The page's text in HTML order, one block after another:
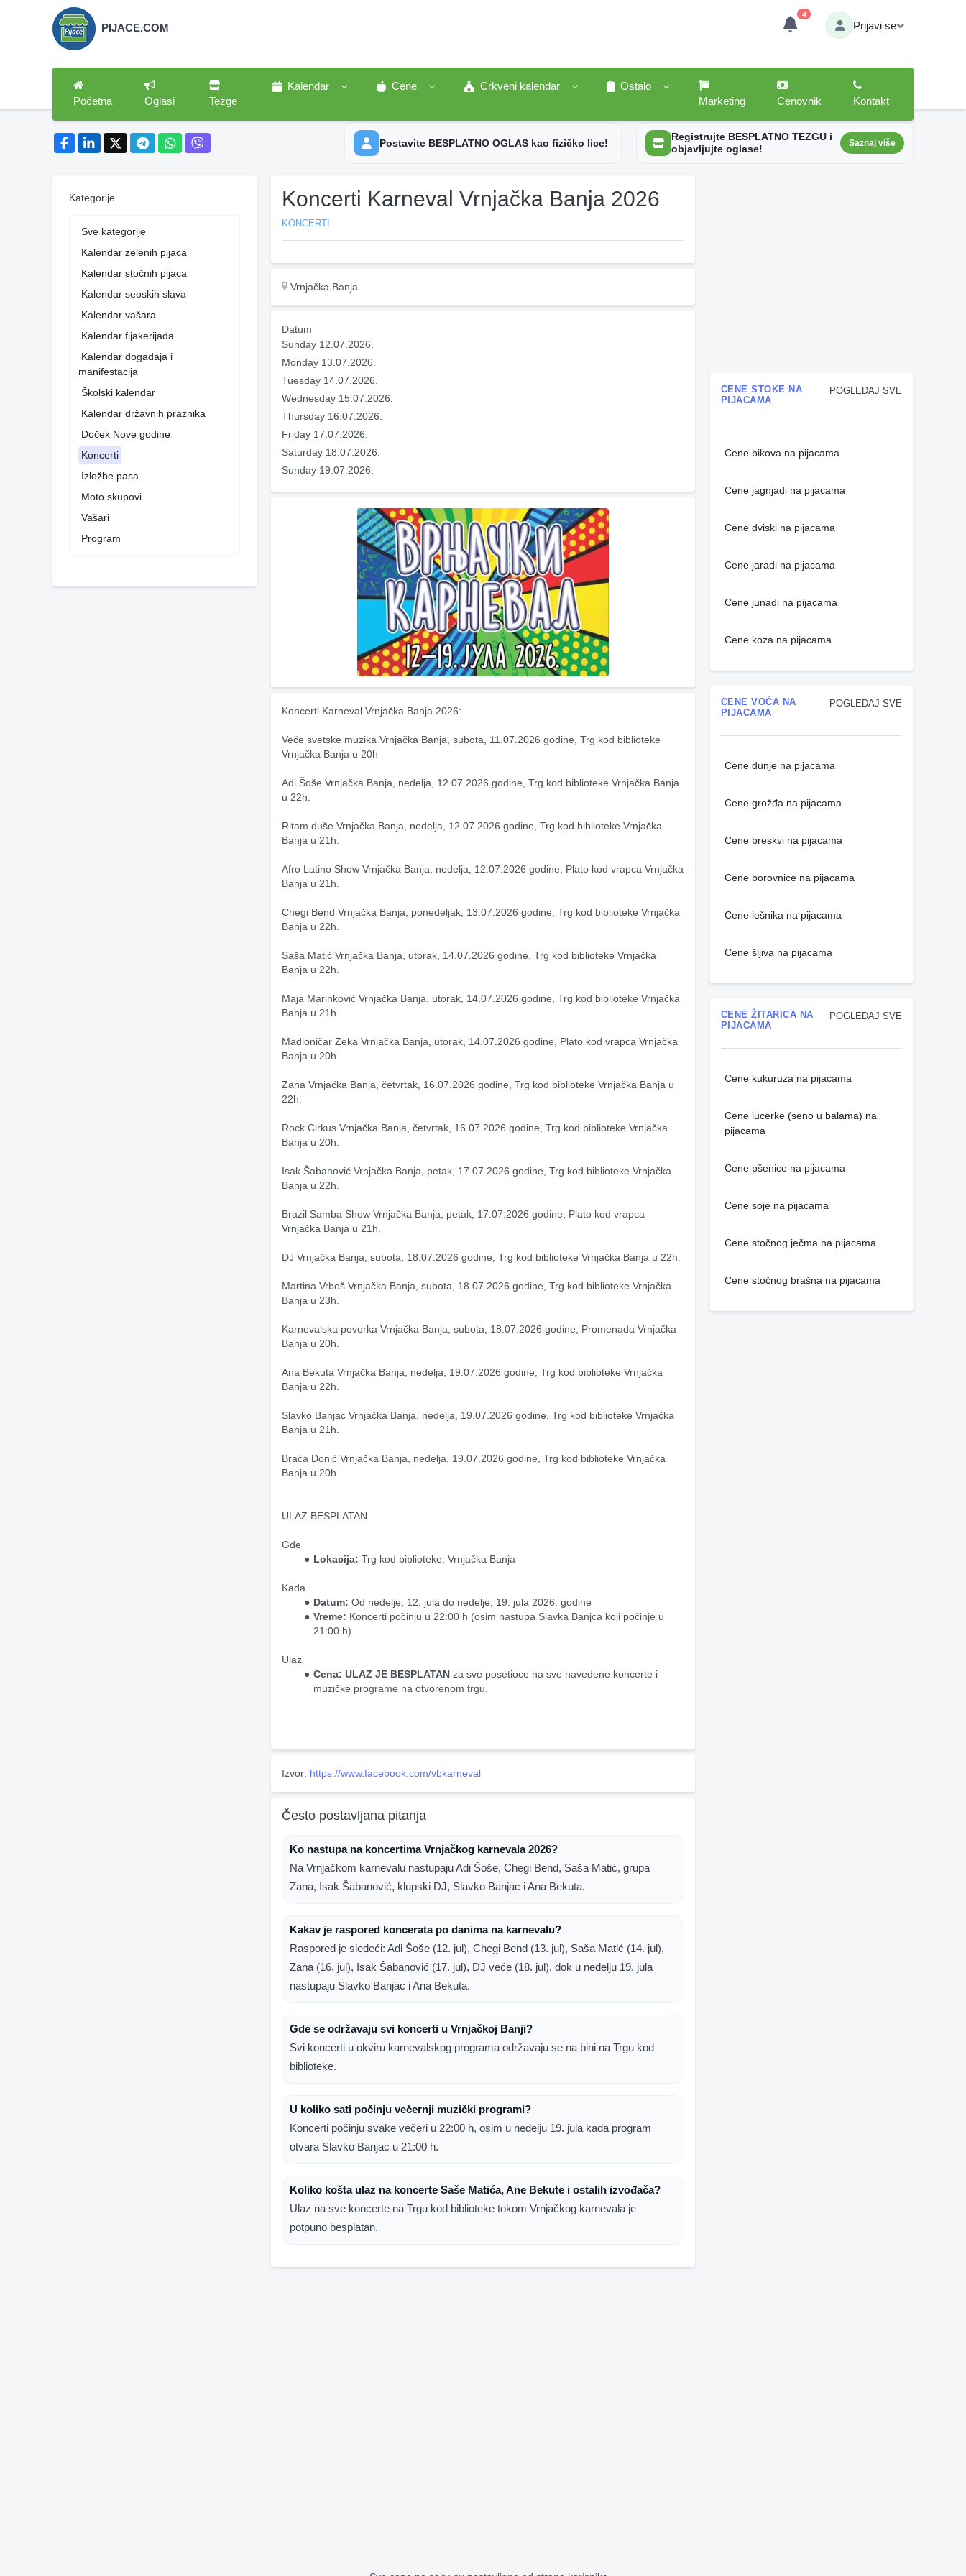
PIJACE.COM
4
Prijavi se
Početna Oglasi Tezge
Kalendar Cene Crkveni kalendar
Ostalo
Marketing
Cenovnik Kontakt
Postavite BESPLATNO OGLAS kao fizičko lice!
Registrujte BESPLATNO TEZGU i
objavljujte oglase!
Saznaj više
Kategorije
Sve kategorije
Kalendar zelenih pijaca
Kalendar stočnih pijaca
Kalendar seoskih slava
Kalendar vašara
Kalendar fijakerijada
Kalendar događaja i
manifestacija
Školski kalendar
Kalendar državnih praznika
Doček Nove godine
Koncerti
Izložbe pasa
Moto skupovi
Vašari
Program
Koncerti Karneval Vrnjačka Banja 2026
KONCERTI
Vrnjačka Banja
Datum
Sunday 12.07.2026.
Monday 13.07.2026.
Tuesday 14.07.2026.
Wednesday 15.07.2026.
Thursday 16.07.2026.
Friday 17.07.2026.
Saturday 18.07.2026.
Sunday 19.07.2026.
Koncerti Karneval Vrnjačka Banja 2026:
Veče svetske muzika Vrnjačka Banja, subota, 11.07.2026 godine, Trg kod biblioteke
Vrnjačka Banja u 20h
Adi Šoše Vrnjačka Banja, nedelja, 12.07.2026 godine, Trg kod biblioteke Vrnjačka Banja
u 22h.
Ritam duše Vrnjačka Banja, nedelja, 12.07.2026 godine, Trg kod biblioteke Vrnjačka
Banja u 21h.
Afro Latino Show Vrnjačka Banja, nedelja, 12.07.2026 godine, Plato kod vrapca Vrnjačka
Banja u 21h.
Chegi Bend Vrnjačka Banja, ponedeljak, 13.07.2026 godine, Trg kod biblioteke Vrnjačka
Banja u 22h.
Saša Matić Vrnjačka Banja, utorak, 14.07.2026 godine, Trg kod biblioteke Vrnjačka
Banja u 22h.
Maja Marinković Vrnjačka Banja, utorak, 14.07.2026 godine, Trg kod biblioteke Vrnjačka
Banja u 21h.
Mađioničar Zeka Vrnjačka Banja, utorak, 14.07.2026 godine, Plato kod vrapca Vrnjačka
Banja u 20h.
Zana Vrnjačka Banja, četvrtak, 16.07.2026 godine, Trg kod biblioteke Vrnjačka Banja u
22h.
Rock Cirkus Vrnjačka Banja, četvrtak, 16.07.2026 godine, Trg kod biblioteke Vrnjačka
Banja u 20h.
Isak Šabanović Vrnjačka Banja, petak, 17.07.2026 godine, Trg kod biblioteke Vrnjačka
Banja u 22h.
Brazil Samba Show Vrnjačka Banja, petak, 17.07.2026 godine, Plato kod vrapca
Vrnjačka Banja u 21h.
DJ Vrnjačka Banja, subota, 18.07.2026 godine, Trg kod biblioteke Vrnjačka Banja u 22h.
Martina Vrboš Vrnjačka Banja, subota, 18.07.2026 godine, Trg kod biblioteke Vrnjačka
Banja u 23h.
Karnevalska povorka Vrnjačka Banja, subota, 18.07.2026 godine, Promenada Vrnjačka
Banja u 20h.
Ana Bekuta Vrnjačka Banja, nedelja, 19.07.2026 godine, Trg kod biblioteke Vrnjačka
Banja u 22h.
Slavko Banjac Vrnjačka Banja, nedelja, 19.07.2026 godine, Trg kod biblioteke Vrnjačka
Banja u 21h.
Braća Đonić Vrnjačka Banja, nedelja, 19.07.2026 godine, Trg kod biblioteke Vrnjačka
Banja u 20h.
ULAZ BESPLATAN.
Gde
Lokacija: Trg kod biblioteke, Vrnjačka Banja
Kada
Datum: Od nedelje, 12. jula do nedelje, 19. jula 2026. godine
Vreme: Koncerti počinju u 22:00 h (osim nastupa Slavka Banjca koji počinje u
21:00 h).
Ulaz
Cena: ULAZ JE BESPLATAN za sve posetioce na sve navedene koncerte i
muzičke programe na otvorenom trgu.
Izvor: https://www.facebook.com/vbkarneval
Često postavljana pitanja
Ko nastupa na koncertima Vrnjačkog karnevala 2026?
Na Vrnjačkom karnevalu nastupaju Adi Šoše, Chegi Bend, Saša Matić, grupa
Zana, Isak Šabanović, klupski DJ, Slavko Banjac i Ana Bekuta.
Kakav je raspored koncerata po danima na karnevalu?
Raspored je sledeći: Adi Šoše (12. jul), Chegi Bend (13. jul), Saša Matić (14. jul),
Zana (16. jul), Isak Šabanović (17. jul), DJ veče (18. jul), dok u nedelju 19. jula
nastupaju Slavko Banjac i Ana Bekuta.
Gde se održavaju svi koncerti u Vrnjačkoj Banji?
Svi koncerti u okviru karnevalskog programa održavaju se na bini na Trgu kod
biblioteke.
U koliko sati počinju večernji muzički programi?
Koncerti počinju svake večeri u 22:00 h, osim u nedelju 19. jula kada program
otvara Slavko Banjac u 21:00 h.
Koliko košta ulaz na koncerte Saše Matića, Ane Bekute i ostalih izvođača?
Ulaz na sve koncerte na Trgu kod biblioteke tokom Vrnjačkog karnevala je
potpuno besplatan.
POGLEDAJ SVE
CENE STOKE NA
PIJACAMA
Cene bikova na pijacama
Cene jagnjadi na pijacama
Cene dviski na pijacama
Cene jaradi na pijacama
Cene junadi na pijacama
Cene koza na pijacama
POGLEDAJ SVE
CENE VOĆA NA
PIJACAMA
Cene dunje na pijacama
Cene grožđa na pijacama
Cene breskvi na pijacama
Cene borovnice na pijacama
Cene lešnika na pijacama
Cene šljiva na pijacama
POGLEDAJ SVE
CENE ŽITARICA NA
PIJACAMA
Cene kukuruza na pijacama
Cene lucerke (seno u balama) na
pijacama
Cene pšenice na pijacama
Cene soje na pijacama
Cene stočnog ječma na pijacama
Cene stočnog brašna na pijacama